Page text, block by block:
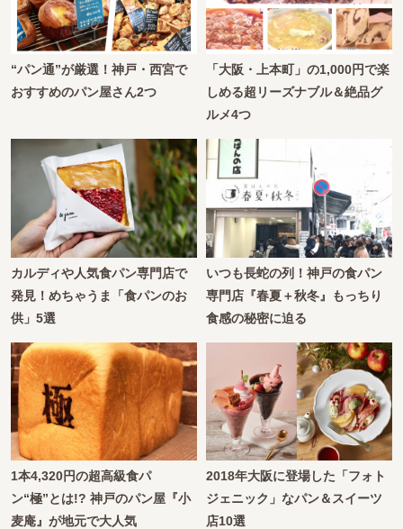
“パン通”が厳選！神戸・西宮で
おすすめのパン屋さん2つ
「大阪・上本町」の1,000円で楽
しめる超リーズナブル＆絶品グ
ルメ4つ
カルディや人気食パン専門店で
発見！めちゃうま「食パンのお
供」5選
いつも長蛇の列！神戸の食パン
専門店『春夏＋秋冬』もっちり
食感の秘密に迫る
1本4,320円の超高級食パ
ン“極”とは!? 神戸のパン屋『小
麦庵』が地元で大人気
2018年大阪に登場した「フォト
ジェニック」なパン＆スイーツ
店10選